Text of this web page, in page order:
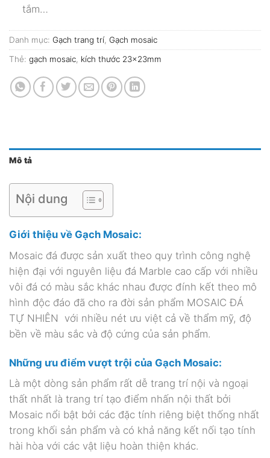
tắm…
Danh mục: Gạch trang trí, Gạch mosaic
Thẻ: gạch mosaic kích thước 23x23mm
Mô tả
Nội dung
Giới thiệu về Gạch Mosaic:
Mosaic đá được sản xuất theo quy trình công nghệ
hiện đại với nguyên liệu đá Marble cao cấp với nhiều
vôi đá có màu sắc khác nhau được đính kết theo mô
hình độc đáo đã cho ra đời sản phẩm MOSAIC ĐÁ
TỰ NHIÊN với nhiều nét ưu việt cả về thẩm mỹ, độ
bền về màu sắc và độ cứng của sản phẩm.
Những ưu điểm vượt trội của Gạch Mosaic:
Là một dòng sản phẩm rất dễ trang trí nội và ngoại
thất nhất là trang trí tạo điểm nhấn nội thất bởi
Mosaic nổi bật bởi các đặc tính riêng biệt thống nhất
trong khối sản phẩm và có khả năng kết nối tạo tính
hài hòa với các vật liệu hoàn thiện khác.